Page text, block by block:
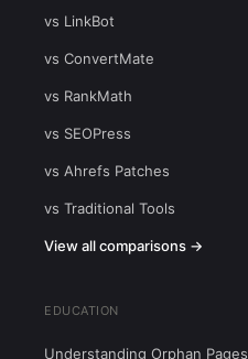
vs LinkBot
vs ConvertMate
vs RankMath
vs SEOPress
vs Ahrefs Patches
vs Traditional Tools
View all comparisons →
EDUCATION
Understanding Orphan Pages